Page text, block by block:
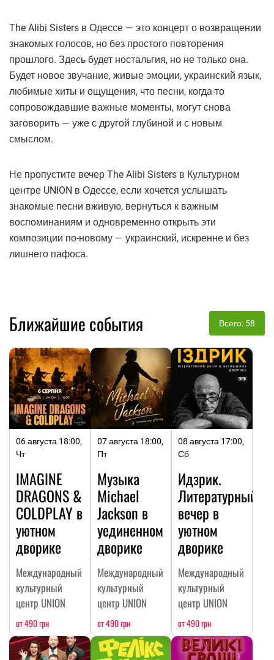
The Alibi Sisters в Одессе — это концерт о возвращении
знакомых голосов, но без простого повторения
прошлого. Здесь будет ностальгия, но не только она.
Будет новое звучание, живые эмоции, украинский язык,
любимые хиты и ощущения, что песни, когда-то
сопровождавшие важные моменты, могут снова
заговорить — уже с другой глубиной и с новым
смыслом.
Не пропустите вечер The Alibi Sisters в Культурном
центре UNION в Одессе, если хочется услышать
знакомые песни вживую, вернуться к важным
воспоминаниям и одновременно открыть эти
композиции по-новому — украинский, искренне и без
лишнего пафоса.
Ближайшие события Всего: 58
06 августа 18:00,
Чт
IMAGINE
DRAGONS &
COLDPLAY в
уютном
дворике
Международный
культурный
центр UNION
от 490 грн
07 августа 18:00,
Пт
Музыка
Michael
Jackson в
уединенном
дворике
Международный
культурный
центр UNION
от 490 грн
08 августа 17:00,
Сб
Идзрик.
Литературный
вечер в
уютном
дворике
Международный
культурный
центр UNION
от 490 грн